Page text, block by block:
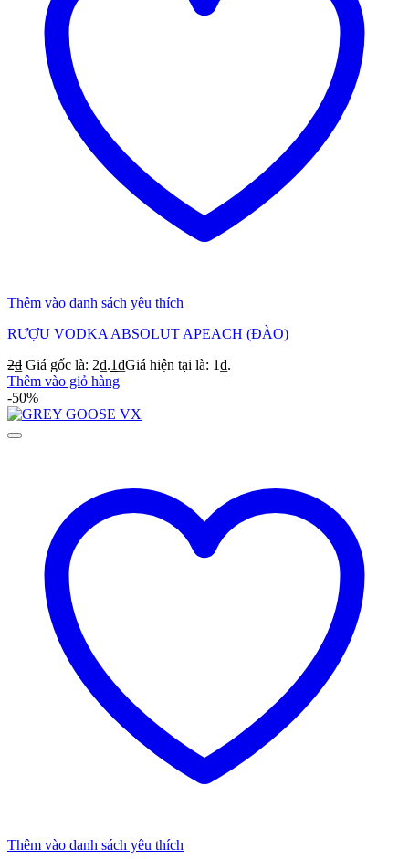
Thêm vào danh sách yêu thích
RƯỢU VODKA ABSOLUT APEACH (ĐÀO)
2₫ Giá gốc là: 2₫.1₫Giá hiện tại là: 1₫.
Thêm vào giỏ hàng
-50%
Thêm vào danh sách yêu thích